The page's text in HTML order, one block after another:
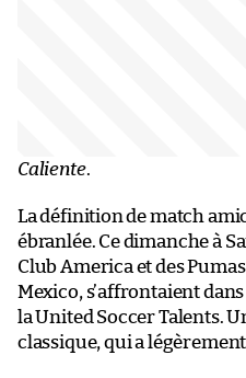
Caliente.
La définition de match
ébranlée. Ce dimanche à
Club America et des
Mexico, s’affrontaient
la United Soccer Talents.
classique, qui a